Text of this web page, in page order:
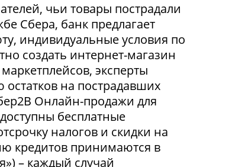
чьи товары пострадали
Сбера, банк предлагает
индивидуальные условия по
создать интернет-магазин
эксперты
остатков на пострадавших
Онлайн-продажи для
бесплатные
налогов и скидки на
кредитов принимаются в
– каждый случай